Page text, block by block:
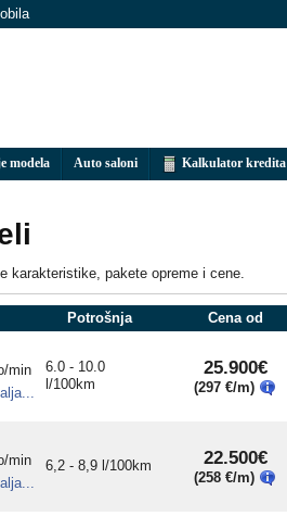
modela Auto saloni Kalkulator kredita
karakteristike, pakete opreme i cene.
Potrošnja Cena od
min
6.0 - 10.0
l/100km
25.900€
(297 €/m)
min
6,2 - 8,9 l/100km 22.500€
(258 €/m)